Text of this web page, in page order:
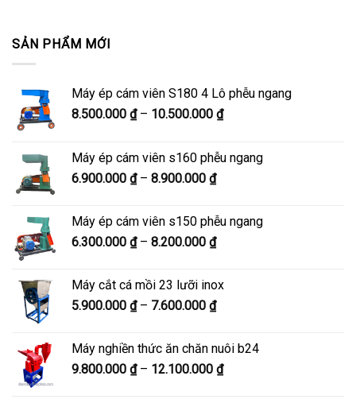
SẢN PHẨM MỚI
Máy ép cám viên S180 4 Lô phễu ngang
8.500.000 ₫ – 10.500.000 ₫Khoảng
8.500.000 ₫
Máy ép cám viên s160 phễu ngang
6.900.000 ₫ – 8.900.000 ₫Khoảng
từ
6.900.000 ₫
đến
Máy ép cám viên s150 phễu ngang
6.300.000 ₫ – 8.200.000 ₫Khoảng
6.300.000 ₫
đến
Máy cắt cá mồi 23 lưỡi inox
5.900.000 ₫ – 7.600.000 ₫Khoảng
5.900.000 ₫
đến
Máy nghiền thức ăn chăn nuôi b24
9.800.000 ₫ – 12.100.000 ₫Khoảng